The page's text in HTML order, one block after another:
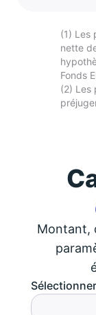
(1) Les
nette
Fonds
(2) Les
Montant,